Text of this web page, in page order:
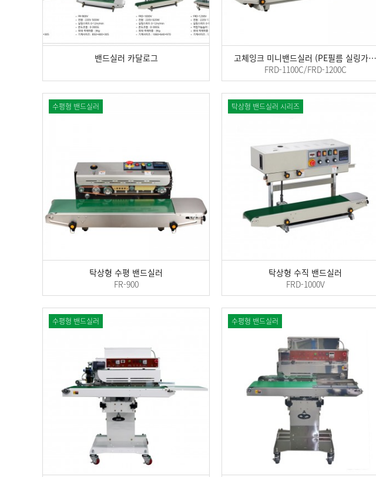
밴드실러 카달로그
고체잉크 미니밴드실러 (PE필름 실링가능)
FRD-1100C/FRD-1200C
탁상형 수평 밴드실러
FR-900
수평형 밴드실러
탁상형 수직 밴드실러
FRD-1000V
탁상형 밴드실러 시리즈
수평형 밴드실러 수평형 밴드실러